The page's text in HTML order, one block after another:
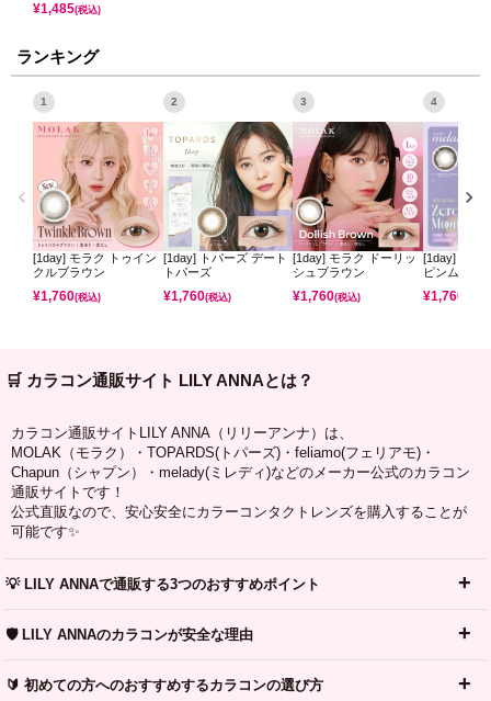
¥1,485(税込)
ランキング
1
[1day] モラク トゥイン
クルブラウン
¥1,760(税込)
2
[1day] トパーズ デート
トパーズ
¥1,760(税込)
3
[1day] モラク ドーリッ
シュブラウン
¥1,760(税込)
4
[1day] ミレ
ピンムーン
¥1,760
🛒 カラコン通販サイト LILY ANNAとは？
カラコン通販サイトLILY ANNA（リリーアンナ）は、
MOLAK（モラク）・TOPARDS(トパーズ)・feliamo(フェリアモ)・
Chapun（シャプン）・melady(ミレディ)などのメーカー公式のカラコン
通販サイトです！
公式直販なので、安心安全にカラーコンタクトレンズを購入することが
可能です✨
💡 LILY ANNAで通販する3つのおすすめポイント
🛡️ LILY ANNAのカラコンが安全な理由
🔰 初めての方へのおすすめするカラコンの選び方